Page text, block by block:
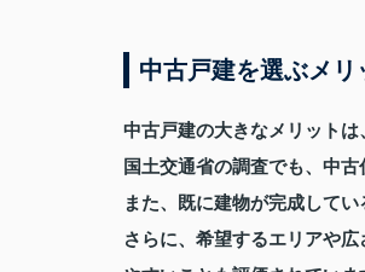
中古戸建を選ぶメ
中古戸建の大きなメリットは
国土交通省の調査でも、中
また、既に建物が完成して
さらに、希望するエリアや